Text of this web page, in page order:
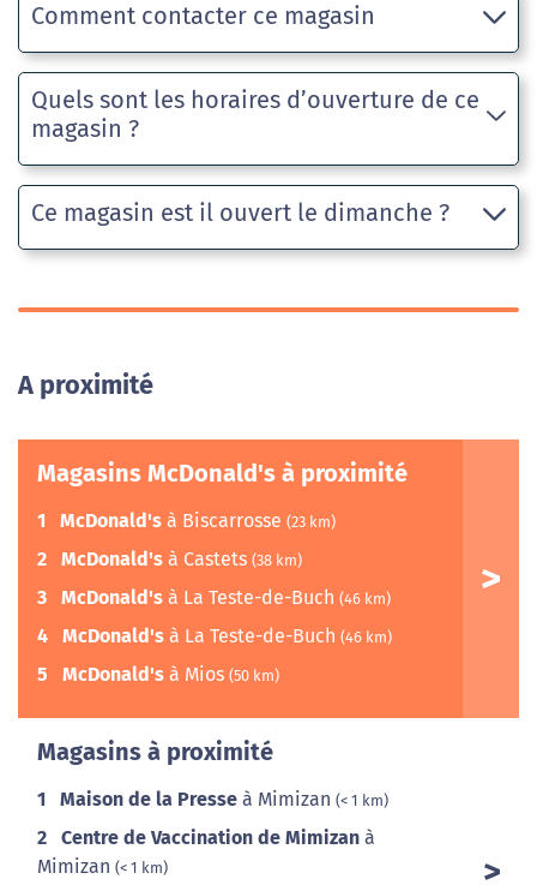
Comment contacter ce magasin
Quels sont les horaires d’ouverture de ce
magasin ?
Ce magasin est il ouvert le dimanche ?
A proximité
Magasins McDonald's à proximité
1 McDonald's à Biscarrosse (23 km)
2 McDonald's à Castets (38 km)
3 McDonald's à La Teste-de-Buch (46 km)
4 McDonald's à La Teste-de-Buch (46 km)
5 McDonald's à Mios (50 km)
Magasins à proximité
1 Maison de la Presse à Mimizan (< 1 km)
2 Centre de Vaccination de Mimizan à
Mimizan (< 1 km)